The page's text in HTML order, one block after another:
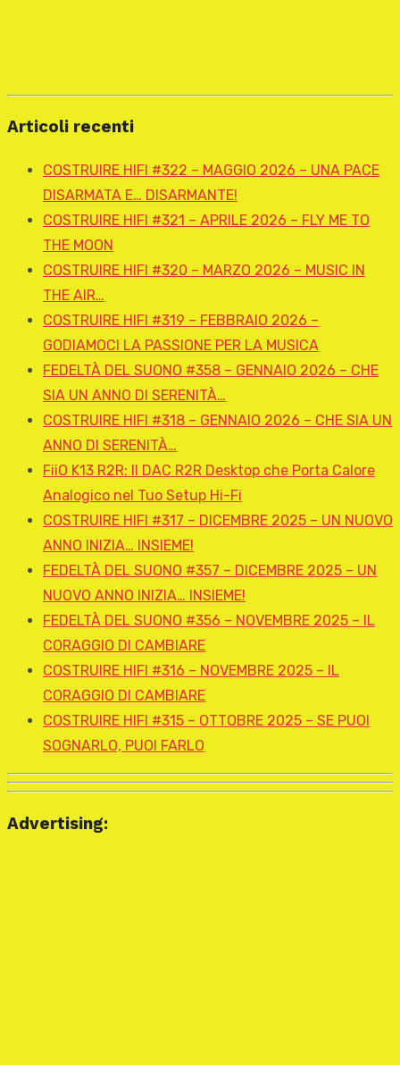
Articoli recenti
COSTRUIRE HIFI #322 – MAGGIO 2026 – UNA PACE
DISARMATA E… DISARMANTE!
COSTRUIRE HIFI #321 – APRILE 2026 – FLY ME TO
THE MOON
COSTRUIRE HIFI #320 – MARZO 2026 – MUSIC IN
THE AIR…
COSTRUIRE HIFI #319 – FEBBRAIO 2026 –
GODIAMOCI LA PASSIONE PER LA MUSICA
FEDELTÀ DEL SUONO #358 – GENNAIO 2026 – CHE
SIA UN ANNO DI SERENITÀ…
COSTRUIRE HIFI #318 – GENNAIO 2026 – CHE SIA UN
ANNO DI SERENITÀ…
FiiO K13 R2R: Il DAC R2R Desktop che Porta Calore
Analogico nel Tuo Setup Hi-Fi
COSTRUIRE HIFI #317 – DICEMBRE 2025 – UN NUOVO
ANNO INIZIA… INSIEME!
FEDELTÀ DEL SUONO #357 – DICEMBRE 2025 – UN
NUOVO ANNO INIZIA… INSIEME!
FEDELTÀ DEL SUONO #356 – NOVEMBRE 2025 – IL
CORAGGIO DI CAMBIARE
COSTRUIRE HIFI #316 – NOVEMBRE 2025 – IL
CORAGGIO DI CAMBIARE
COSTRUIRE HIFI #315 – OTTOBRE 2025 – SE PUOI
SOGNARLO, PUOI FARLO
Advertising: